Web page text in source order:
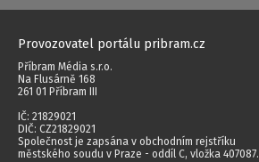
Provozovatel portálu pribram.cz
Příbram Média s.r.o.
Na Flusárně 168
261 01 Příbram III
IČ: 21829021
DIČ: CZ21829021
Společnost je zapsána v obchodním rejstříku
městského soudu v Praze - oddíl C, vložka 407087.